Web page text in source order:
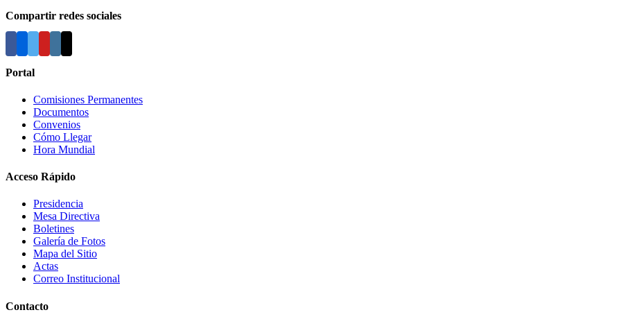
Compartir redes sociales
Portal
Comisiones Permanentes
Documentos
Convenios
Cómo Llegar
Hora Mundial
Acceso Rápido
Presidencia
Mesa Directiva
Boletines
Galería de Fotos
Mapa del Sitio
Actas
Correo Institucional
Contacto